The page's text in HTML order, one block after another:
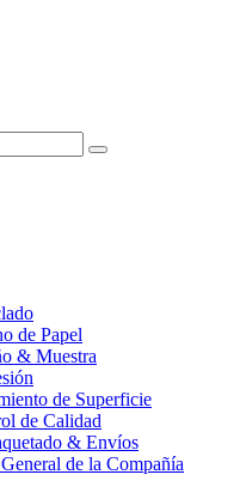
de Papel
& Muestra
de Superficie
de Calidad
& Envíos
de la Compañía